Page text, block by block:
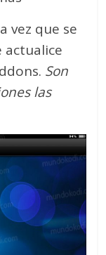
vez que se
actualice
Son
las